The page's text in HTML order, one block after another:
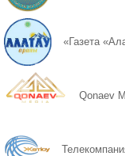
06.08
06.08
06.08
«Газета
Qonaev